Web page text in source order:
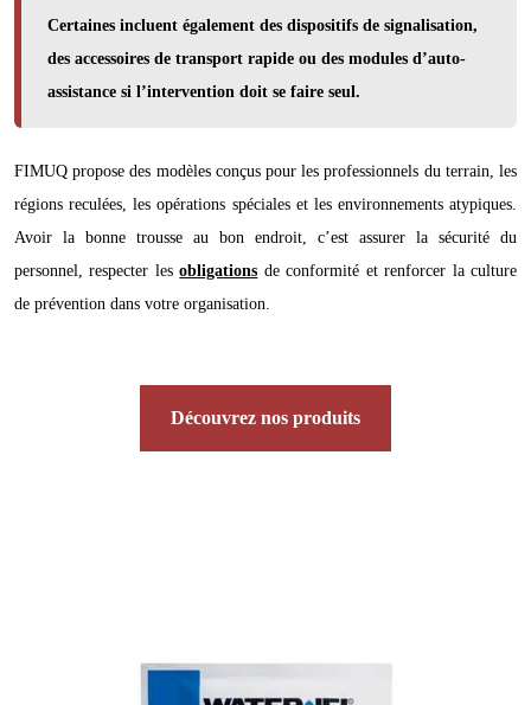
Certaines incluent également des dispositifs de signalisation,
des accessoires de transport rapide ou des modules d’auto-
assistance si l’intervention doit se faire seul.
FIMUQ propose des modèles conçus pour les professionnels du terrain, les
régions reculées, les opérations spéciales et les environnements atypiques.
Avoir la bonne trousse au bon endroit, c’est assurer la sécurité du
personnel, respecter lesobligations de conformité et renforcer la culture
de prévention dans votre organisation.
Découvrez nos produits